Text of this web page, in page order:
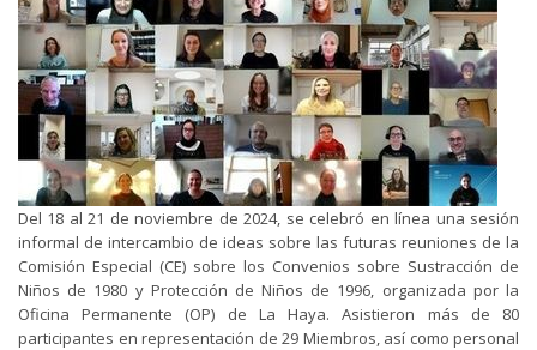
Del 18 al 21 de noviembre de 2024, se celebró en línea una sesión
informal de intercambio de ideas sobre las futuras reuniones de la
Comisión Especial (CE) sobre los Convenios sobre Sustracción de
Niños de 1980 y Protección de Niños de 1996, organizada por la
Oficina Permanente (OP) de La Haya. Asistieron más de 80
participantes en representación de 29 Miembros, así como personal